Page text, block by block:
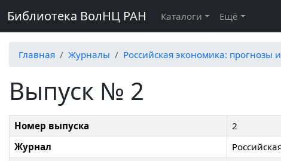
Библиотека ВолНЦ РАН Каталоги Ещё
Главная Журналы Российская экономика: прогнозы
Выпуск № 2
Номер выпуска
2
Журнал